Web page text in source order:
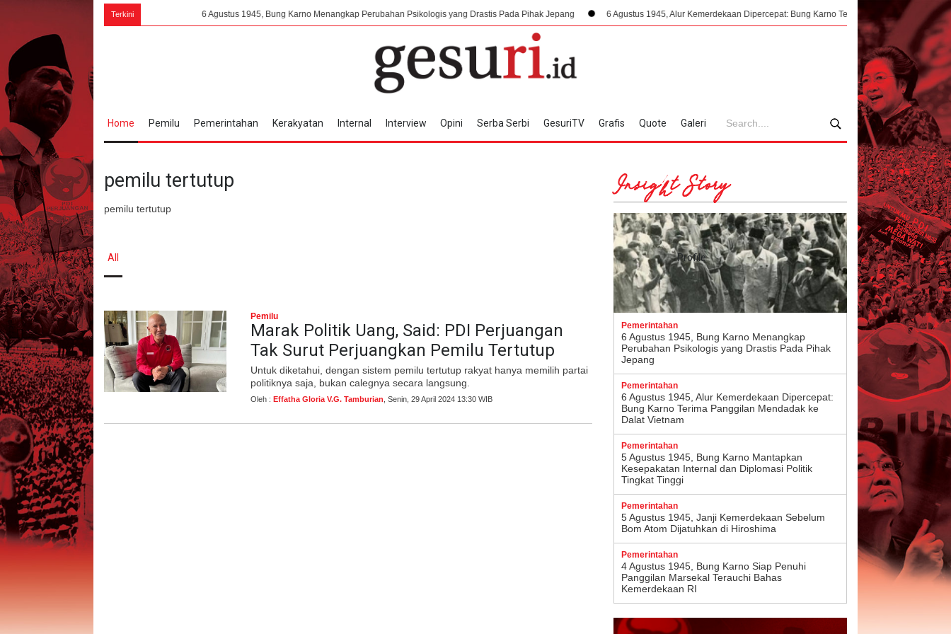
Terkini 6 Agustus 1945, Bung Karno Menangkap Perubahan Psikologis yang Drastis Pada Pihak Jepang 6 Agustus 1945, Alur Kemerdekaan Dipercepat: Bung Karno Terima Panggilan Mendadak ke Dalat
Home Pemilu Pemerintahan Kerakyatan Internal Interview Opini Serba Serbi GesuriTV Grafis Quote Galeri
pemilu tertutup
pemilu tertutup
All Profile
Pemilu
Marak Politik Uang, Said: PDI Perjuangan
Tak Surut Perjuangkan Pemilu Tertutup
Untuk diketahui, dengan sistem pemilu tertutup rakyat hanya me­milih partai
politiknya saja, bukan calegnya secara langsung.
Oleh : Effatha Gloria V.G. Tamburian , Senin, 29 April 2024 13:30 WIB
Insight Story
Pemerintahan
6 Agustus 1945, Bung Karno Menangkap
Perubahan Psikologis yang Drastis Pada Pihak
Jepang
Pemerintahan
6 Agustus 1945, Alur Kemerdekaan Dipercepat:
Bung Karno Terima Panggilan Mendadak ke
Dalat Vietnam
Pemerintahan
5 Agustus 1945, Bung Karno Mantapkan
Kesepakatan Internal dan Diplomasi Politik
Tingkat Tinggi
Pemerintahan
5 Agustus 1945, Janji Kemerdekaan Sebelum
Bom Atom Dijatuhkan di Hiroshima
Pemerintahan
4 Agustus 1945, Bung Karno Siap Penuhi
Panggilan Marsekal Terauchi Bahas
Kemerdekaan RI